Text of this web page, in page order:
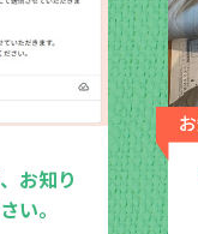
お知り
い。